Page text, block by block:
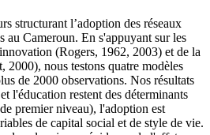
structurant l’adoption des réseaux
au Cameroun. En s'appuyant sur les
(Rogers, 1962, 2003) et de la
2000), nous testons quatre modèles
de 2000 observations. Nos résultats
l'éducation restent des déterminants
premier niveau), l'adoption est
de capital social et de style de vie.